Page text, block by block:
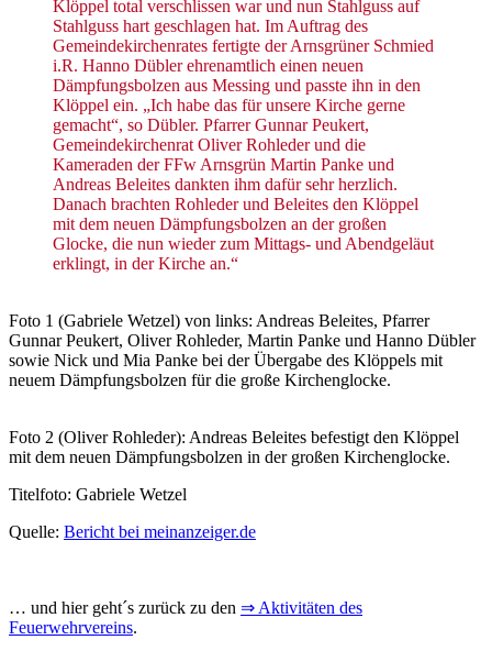
Klöppel total verschlissen war und nun Stahlguss auf
Stahlguss hart geschlagen hat. Im Auftrag des
Gemeindekirchenrates fertigte der Arnsgrüner Schmied
i.R. Hanno Dübler ehrenamtlich einen neuen
Dämpfungsbolzen aus Messing und passte ihn in den
Klöppel ein. „Ich habe das für unsere Kirche gerne
gemacht“, so Dübler. Pfarrer Gunnar Peukert,
Gemeindekirchenrat Oliver Rohleder und die
Kameraden der FFw Arnsgrün Martin Panke und
Andreas Beleites dankten ihm dafür sehr herzlich.
Danach brachten Rohleder und Beleites den Klöppel
mit dem neuen Dämpfungsbolzen an der großen
Glocke, die nun wieder zum Mittags- und Abendgeläut
erklingt, in der Kirche an.“
Foto 1 (Gabriele Wetzel) von links: Andreas Beleites, Pfarrer
Gunnar Peukert, Oliver Rohleder, Martin Panke und Hanno Dübler
sowie Nick und Mia Panke bei der Übergabe des Klöppels mit
neuem Dämpfungsbolzen für die große Kirchenglocke.
Foto 2 (Oliver Rohleder): Andreas Beleites befestigt den Klöppel
mit dem neuen Dämpfungsbolzen in der großen Kirchenglocke.
Titelfoto: Gabriele Wetzel
Quelle: Bericht bei meinanzeiger.de
… und hier geht´s zurück zu den ⇒ Aktivitäten des
Feuerwehrvereins.